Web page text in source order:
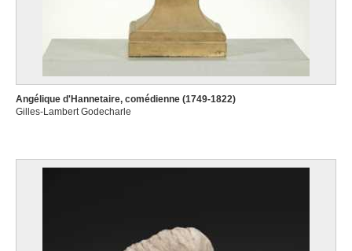
Angélique d'Hannetaire, comédienne (1749-1822)
Gilles-Lambert Godecharle